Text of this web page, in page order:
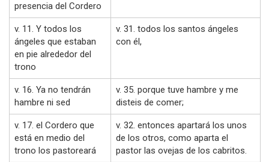
presencia del Cordero
v. 11. Y todos los
ángeles que estaban
en pie alrededor del
trono
v. 31. todos los santos ángeles
con él,
v. 16. Ya no tendrán
hambre ni sed
v. 35. porque tuve hambre y me
disteis de comer;
v. 17. el Cordero que
está en medio del
trono los pastoreará
v. 32. entonces apartará los unos
de los otros, como aparta el
pastor las ovejas de los cabritos.